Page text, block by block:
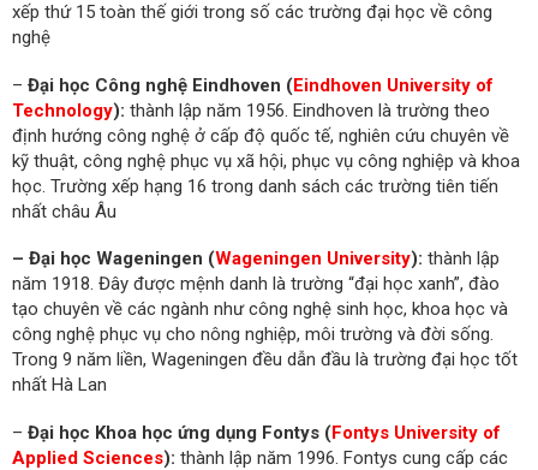
xếp thứ 15 toàn thế giới trong số các trường đại học về công
nghệ
– Đại học Công nghệ Eindhoven (Eindhoven University of
Technology): thành lập năm 1956. Eindhoven là trường theo
định hướng công nghệ ở cấp độ quốc tế, nghiên cứu chuyên về
kỹ thuật, công nghệ phục vụ xã hội, phục vụ công nghiệp và khoa
học. Trường xếp hạng 16 trong danh sách các trường tiên tiến
nhất châu Âu
– Đại học Wageningen (Wageningen University): thành lập
năm 1918. Đây được mệnh danh là trường “đại học xanh”, đào
tạo chuyên về các ngành như công nghệ sinh học, khoa học và
công nghệ phục vụ cho nông nghiệp, môi trường và đời sống.
Trong 9 năm liền, Wageningen đều dẫn đầu là trường đại học tốt
nhất Hà Lan
– Đại học Khoa học ứng dụng Fontys (Fontys University of
Applied Sciences): thành lập năm 1996. Fontys cung cấp các